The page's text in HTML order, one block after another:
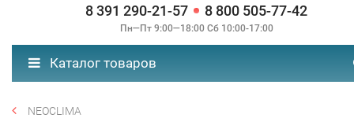
8 391 290-21-57 8 800 505-77-42
Пн—Пт 9:00—18:00 Сб 10:00-17:00
Каталог товаров
NEOCLIMA